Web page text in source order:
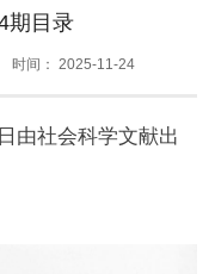
期目录
时间： 2025-11-24
由社会科学文献出